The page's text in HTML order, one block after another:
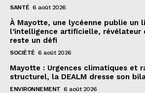
SANTÉ 6 août 2026
À Mayotte, une lycéenne publie un
l’intelligence artificielle, révélateur
reste un défi
SOCIÉTÉ 6 août 2026
Mayotte : Urgences climatiques et
structurel, la DEALM dresse son
ENVIRONNEMENT 6 août 2026